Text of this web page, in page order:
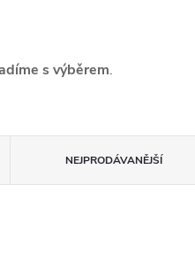
s výběrem.
NEJPRODÁVANĚJŠÍ